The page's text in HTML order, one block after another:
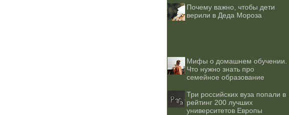
Почему важно, чтобы дети
верили в Деда Мороза
Мифы о домашнем обучении.
Что нужно знать про
семейное образование
Три российских вуза попали в
рейтинг 200 лучших
университетов Европы